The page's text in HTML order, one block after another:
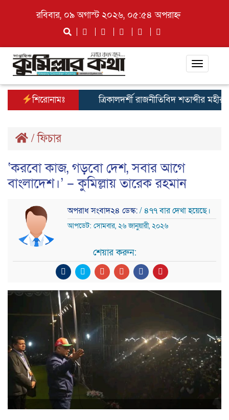
রবিবার, ০৯ অগাস্ট ২০২৬, ০৫:৫৪ অপরাহ্ন
Toggle
শিরোনামঃ ত্রিকালদর্শী রাজনীতিবিদ শতাব্দীর মহীরূহ
/ফিচার
‘করবো কাজ, গড়বো দেশ, সবার আগে
বাংলাদেশ।’ – কুমিল্লায় তারেক রহমান
অপরাধ সংবাদ২৪ ডেস্ক:/ ৪৭৭ বার দেখা হয়েছে।
আপডেট: সোমবার, ২৬ জানুয়ারী, ২০২৬
শেয়ার করুন: